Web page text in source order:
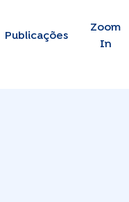
Skip to main content
Publicações
Zoom
In